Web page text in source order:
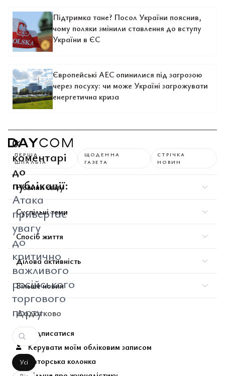
Підтримка тане? Посол України пояснив,
чому поляки змінили ставлення до вступу
України в ЄС
Європейські АЕС опинилися під загрозою
через посуху: чи може Україні загрожувати
енергетична криза
0
коментарі
до
публікації:
Атака
привертає
увагу
до
критично
важливого
російського
торгового
порту
Усі
ПЕРША
ШПАЛЬТА
ЩОДЕННА
ГАЗЕТА
СТРІЧКА
НОВИН
Новини світу
Суспільні теми
Спосіб життя
Ділова активність
Більше новин
Додатково
Підписатися
Керувати моїм обліковим записом
Авторська колонка